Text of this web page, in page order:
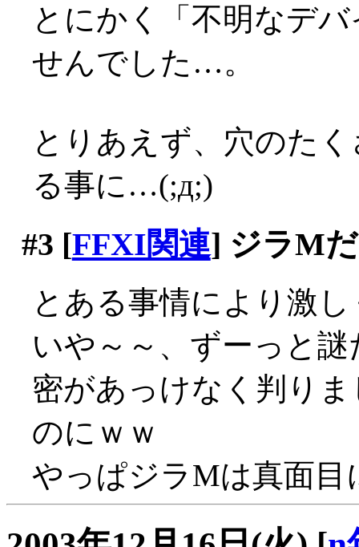
とにかく「不明なデ
せんでした…。
とりあえず、穴のた
る事に…(;д;)
#3 [FFXI関連] ジラM
とある事情により激
いや～～、ずーっと
密があっけなく判り
のにｗｗ
やっぱジラMは真面